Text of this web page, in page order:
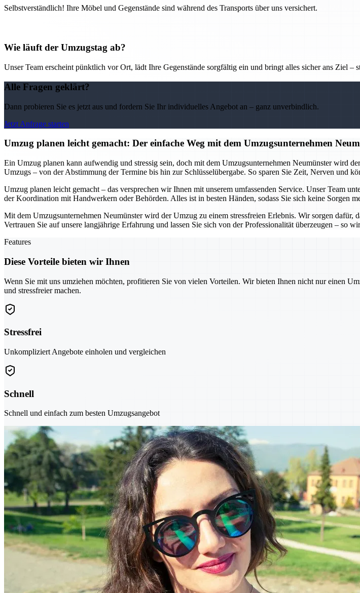
Selbstverständlich! Ihre Möbel und Gegenstände sind während des Transports über uns versichert.
Wie läuft der Umzugstag ab?
Unser Team erscheint pünktlich vor Ort, lädt Ihre Gegenstände sorgfältig ein und bringt alles sicher ans Ziel –
Alle Fragen geklärt?
Dann probieren Sie es jetzt aus und fordern Sie Ihr individuelles Angebot an – ganz unverbindlich.
Jetzt Anfrage starten
Umzug planen leicht gemacht: Der einfache Weg mit dem Umzugsunternehmen
Ein Umzug planen kann aufwendig und stressig sein, doch mit dem Umzugsunternehmen Neumünster wird
Umzugs – von der Abstimmung der Termine bis hin zur Schlüsselübergabe. So sparen Sie Zeit, Nerven und
Umzug planen leicht gemacht – das versprechen wir Ihnen mit unserem umfassenden Service. Unser Team
der Koordination mit Handwerkern oder Behörden. Alles ist in besten Händen, sodass Sie sich keine Sorgen
Mit dem Umzugsunternehmen Neumünster wird der Umzug zu einem stressfreien Erlebnis. Wir sorgen dafür,
Vertrauen Sie auf unsere langjährige Erfahrung und lassen Sie sich von der Professionalität überzeugen – so
Features
Diese Vorteile bieten wir Ihnen
Wenn Sie mit uns umziehen möchten, profitieren Sie von vielen Vorteilen. Wir bieten Ihnen nicht nur einen
und stressfreier machen.
Stressfrei
Unkompliziert Angebote einholen und vergleichen
Schnell
Schnell und einfach zum besten Umzugsangebot